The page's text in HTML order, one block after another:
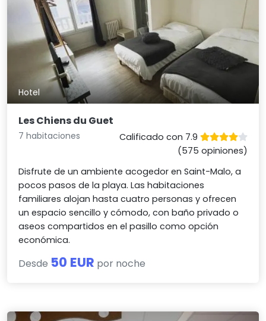
Hotel
Les Chiens du Guet
7 habitaciones
Calificado con 7.9
(575 opiniones)
Disfrute de un ambiente acogedor en Saint-Malo, a
pocos pasos de la playa. Las habitaciones
familiares alojan hasta cuatro personas y ofrecen
un espacio sencillo y cómodo, con baño privado o
aseos compartidos en el pasillo como opción
económica.
Desde 50 EUR por noche